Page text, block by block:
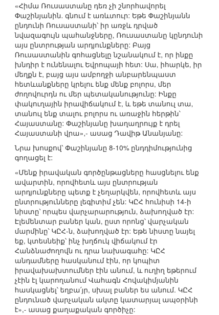
«Հիմա Ռուսաստանը դեռ չի շնորհավորել
Փաշինյանին. գնում է առևտուր: Եթե Փաշինյանն
ընդունի Ռուսաստանի՝ իր առջև դրված
նվազագույն պահանջները, Ռուսաստանը կընդունի
այս ընտրության արդյունքները: Բայց
Ռուսաստանին գոհացնելը նշանակում է, որ ինքը
խնդիր է ունենալու Եվրոպայի հետ: Սա, իհարկե, իր
մեղքն է, բայց այս ամբողջի անբարենպաստ
հետևանքները կրելու ենք մենք բոլորս, մեր
ժողովուրդն ու մեր պետականությունը: Ինքը
փակուղային իրավիճակում է, և եթե տանուլ տա,
տանուլ ենք տալու բոլորս ու առաջին հերթին՝
Հայաստանը: Փաշինյանը խաղաղրույք է դրել
Հայաստանի վրա»,- ասաց Դավիթ Անանյանը:
Նրա խոսքով՝ Փաշինյանը 8-10% ընդդիմությունից
գողացել է:
«Մենք իրավական գործընթացները հասցնելու ենք
ավարտին, որովհետև այս ընտրության
արդյունքները պետք է չեղարկվեն, որովհետև այս
ընտրությունները լեգիտիմ չեն: ԿԸՀ հունիսի 14-ի
նիստը՝ որպես վարչարարություն, ձախողված էր:
Էլեմենտար բաներ կան, ըստ որոնց՝ վարչական
մարմինը՝ ԿԸՀ-ն, ձախողված էր: Եթե նիստը նայել
եք, կտեսնեիք՝ ինչ խղճուկ վիճակում էր
Հանձնաժողովն ու դրա նախագահը: ԿԸՀ
անդամները հասկանում էին, որ կոպիտ
իրավախախտումներ էին անում, և ուղիղ եթերում
չէին էլ կարողանում Վահագն Հովակիմյանին
հասկացնել՝ եղբա՛յր, սխալ բաներ ես անում. ԿԸՀ
ընդունած վարչական ակտը կատարյալ ապօրինի
է»,- ասաց քաղաքական գործիչը: